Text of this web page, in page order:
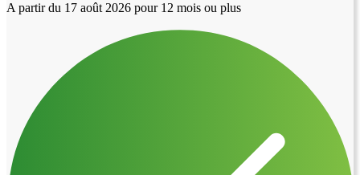
A partir du 17 août 2026 pour 12 mois ou plus